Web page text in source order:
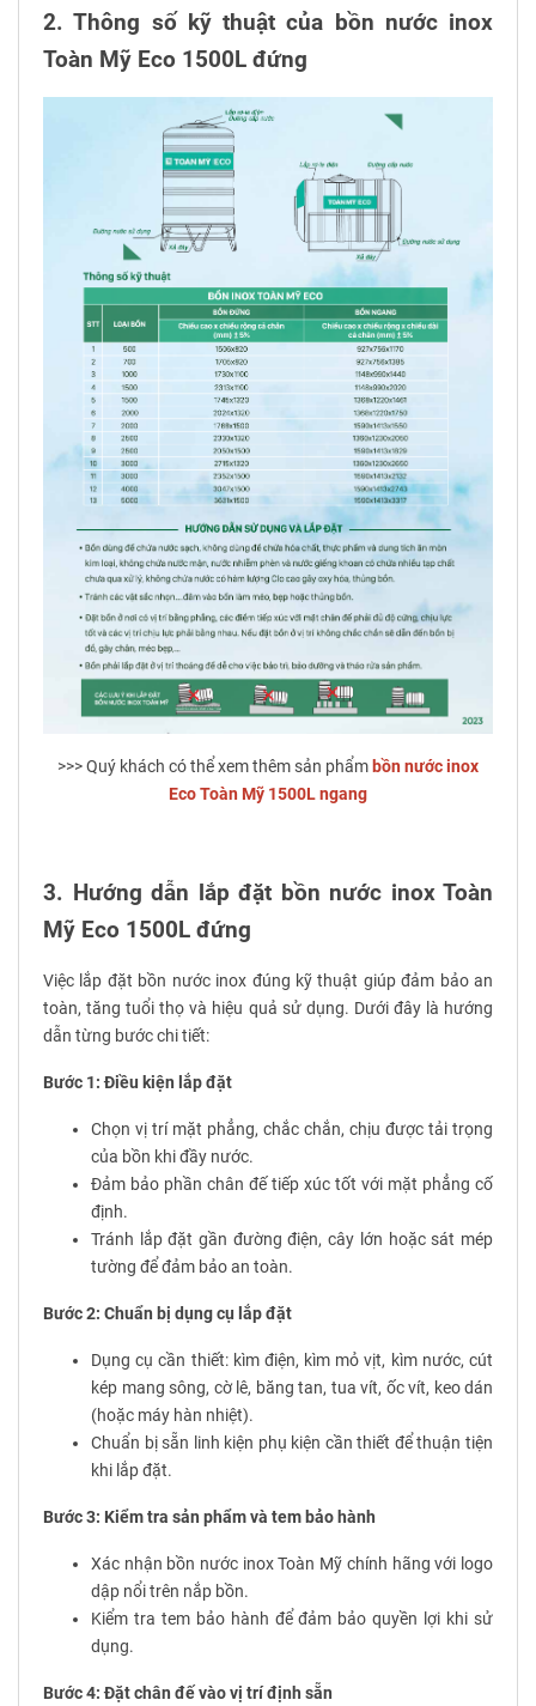
2. Thông số kỹ thuật của bồn nước inox
Toàn Mỹ Eco 1500L đứng
>>> Quý khách có thể xem thêm sản phẩm bồn nước inox
Eco Toàn Mỹ 1500L ngang
3. Hướng dẫn lắp đặt bồn nước inox Toàn
Mỹ Eco 1500L đứng
Việc lắp đặt bồn nước inox đúng kỹ thuật giúp đảm bảo an
toàn, tăng tuổi thọ và hiệu quả sử dụng. Dưới đây là hướng
dẫn từng bước chi tiết:
Bước 1: Điều kiện lắp đặt
Chọn vị trí mặt phẳng, chắc chắn, chịu được tải trọng
của bồn khi đầy nước.
Đảm bảo phần chân đế tiếp xúc tốt với mặt phẳng cố
định.
Tránh lắp đặt gần đường điện, cây lớn hoặc sát mép
tường để đảm bảo an toàn.
Bước 2: Chuẩn bị dụng cụ lắp đặt
Dụng cụ cần thiết: kìm điện, kìm mỏ vịt, kìm nước, cút
kép mang sông, cờ lê, băng tan, tua vít, ốc vít, keo dán
(hoặc máy hàn nhiệt).
Chuẩn bị sẵn linh kiện phụ kiện cần thiết để thuận tiện
khi lắp đặt.
Bước 3: Kiểm tra sản phẩm và tem bảo hành
Xác nhận bồn nước inox Toàn Mỹ chính hãng với logo
dập nổi trên nắp bồn.
Kiểm tra tem bảo hành để đảm bảo quyền lợi khi sử
dụng.
Bước 4: Đặt chân đế vào vị trí định sẵn